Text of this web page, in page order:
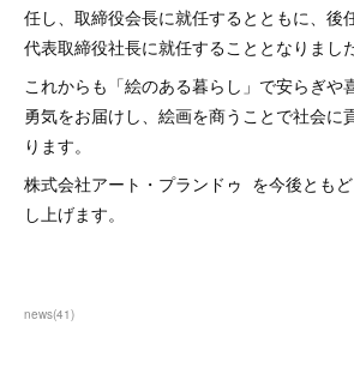
任し、取締役会長に就任するとともに、後
代表取締役社長に就任することとなりました
これからも「絵のある暮らし」で安らぎや
勇気をお届けし、絵画を商うことで社会に
ります。
株式会社アート・プランドゥ を今後とも
し上げます。
news(41)